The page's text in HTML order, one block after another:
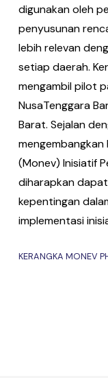
digunakan oleh
penyusunan
lebih relevan
setiap daerah.
mengambil pilot
NusaTenggara
Barat. Sejalan
mengembangkan
(Monev) Inisiatif
diharapkan
kepentingan
implementasi
KERANGKA MONEV